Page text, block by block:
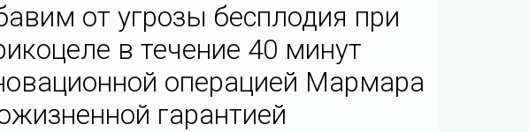
от угрозы бесплодия при
в течение 40 минут
операцией Мармара
гарантией